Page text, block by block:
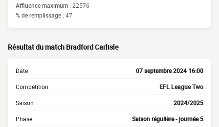
Affluence maximum :22576
% de remplissage :47
Résultat du match Bradford Carlisle
Date 07 septembre 2024 16:00
Compétition EFL League Two
Saison 2024/2025
Phase Saison régulière - journée 5